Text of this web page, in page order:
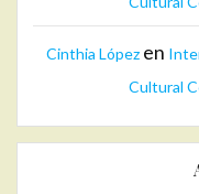
Cinthia López en
Cultural